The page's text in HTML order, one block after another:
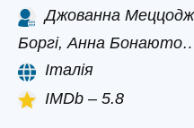
Джованна
Боргі, Анна
Італія
IMDb – 5.8